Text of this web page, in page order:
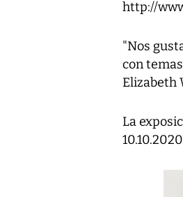
http://
"Nos
con
Elizabeth
La